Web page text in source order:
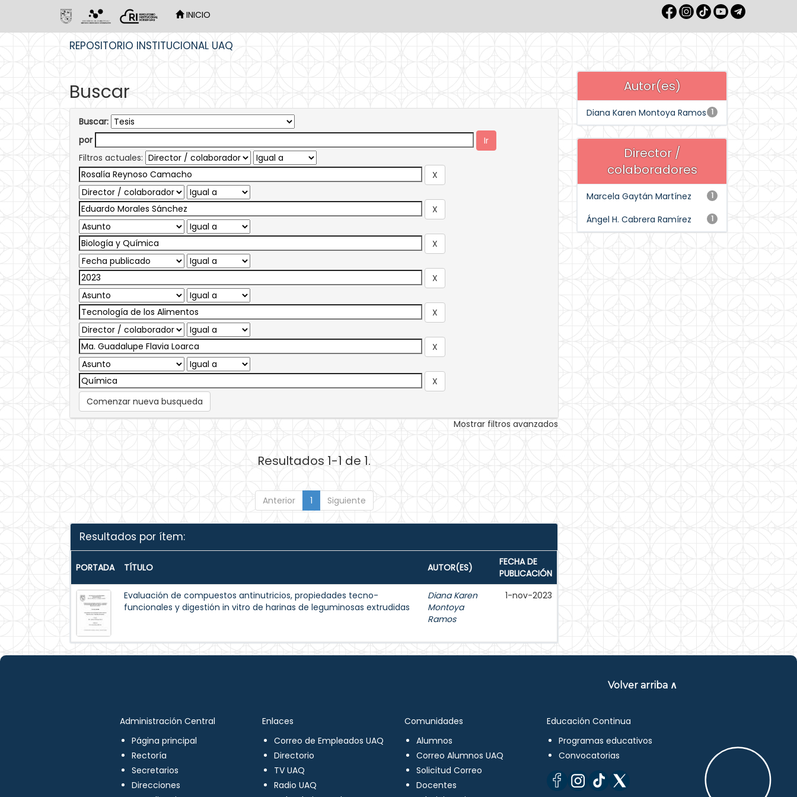
INICIO
REPOSITORIO INSTITUCIONAL UAQ
Buscar
Buscar:
por
Filtros actuales:
Comenzar nueva busqueda
Mostrar filtros avanzados
Resultados 1-1 de 1.
Anterior 1 Siguiente
Resultados por ítem:
PORTADA TÍTULO AUTOR(ES)
FECHA DE
PUBLICACIÓN
Evaluación de compuestos antinutricios, propiedades tecno-
funcionales y digestión in vitro de harinas de leguminosas extrudidas
Diana Karen
Montoya
Ramos
1-nov-2023
Autor(es)
1
Diana Karen Montoya Ramos
Director /
colaboradores
1
Marcela Gaytán Martínez
1
Ángel H. Cabrera Ramírez
Volver arriba ∧
Administración Central
Página principal
Rectoría
Secretarios
Direcciones
Enlaces
Correo de Empleados UAQ
Directorio
TV UAQ
Radio UAQ
Comunidades
Alumnos
Correo Alumnos UAQ
Solicitud Correo
Docentes
Educación Continua
Programas educativos
Convocatorias